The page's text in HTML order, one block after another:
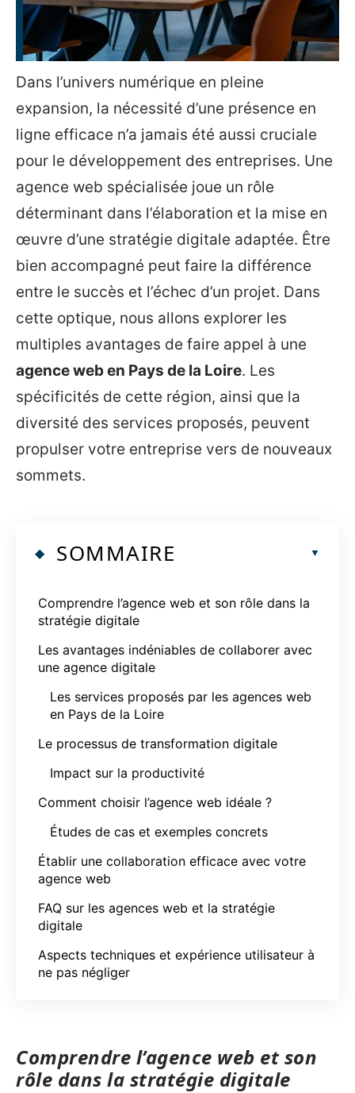
Dans l’univers numérique en pleine
expansion, la nécessité d’une présence en
ligne efficace n’a jamais été aussi cruciale
pour le développement des entreprises. Une
agence web spécialisée joue un rôle
déterminant dans l’élaboration et la mise en
œuvre d’une stratégie digitale adaptée. Être
bien accompagné peut faire la différence
entre le succès et l’échec d’un projet. Dans
cette optique, nous allons explorer les
multiples avantages de faire appel à une
agence web en Pays de la Loire. Les
spécificités de cette région, ainsi que la
diversité des services proposés, peuvent
propulser votre entreprise vers de nouveaux
sommets.
SOMMAIRE
Comprendre l’agence web et son rôle dans la
stratégie digitale
Les avantages indéniables de collaborer avec
une agence digitale
Les services proposés par les agences web
en Pays de la Loire
Le processus de transformation digitale
Impact sur la productivité
Comment choisir l’agence web idéale ?
Études de cas et exemples concrets
Établir une collaboration efficace avec votre
agence web
FAQ sur les agences web et la stratégie
digitale
Aspects techniques et expérience utilisateur à
ne pas négliger
Comprendre l’agence web et son
rôle dans la stratégie digitale